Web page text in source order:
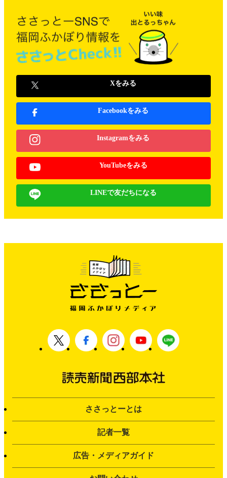
Xをみる
Facebookをみる
Instagramをみる
YouTubeをみる
LINEで友だちになる
ささっとーとは
記者一覧
広告・メディアガイド